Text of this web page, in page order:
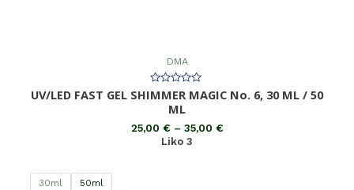
DMA
Įvertinimas:
0
UV/LED FAST GEL SHIMMER MAGIC No. 6, 30 ML / 50
ML
25,00 €– 35,00 €
Liko 3
30ml 50ml